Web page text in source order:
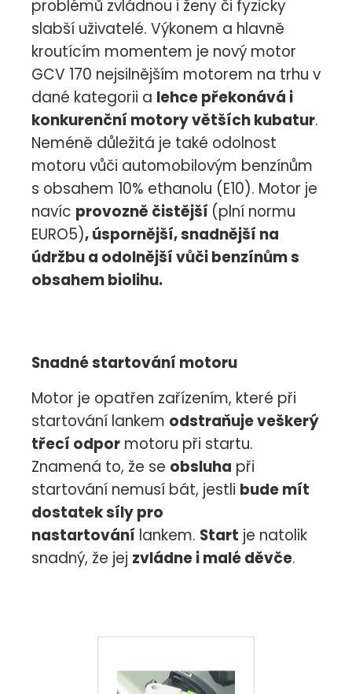
problémů zvládnou i ženy či fyzicky
slabší uživatelé. Výkonem a hlavně
kroutícím momentem je nový motor
GCV 170 nejsilnějším motorem na trhu v
dané kategorii a lehce překonává i
konkurenční motory větších kubatur.
Neméně důležitá je také odolnost
motoru vůči automobilovým benzínům
s obsahem 10% ethanolu (E10). Motor je
navíc provozně čistější (plní normu
EURO5), úspornější, snadnější na
údržbu a odolnější vůči benzínům s
obsahem biolihu.
Snadné startování motoru
Motor je opatřen zařízením, které při
startování lankem odstraňuje veškerý
třecí odpor motoru při startu.
Znamená to, že se obsluha při
startování nemusí bát, jestli bude mít
dostatek síly pro
nastartování lankem. Start je natolik
snadný, že jej zvládne i malé děvče.